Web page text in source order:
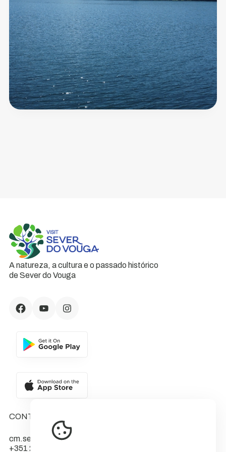
A natureza, a cultura e o passado histórico
de Sever do Vouga
CONTACTOS
cm.sever@cm-sever.pt
+351 234 555 566